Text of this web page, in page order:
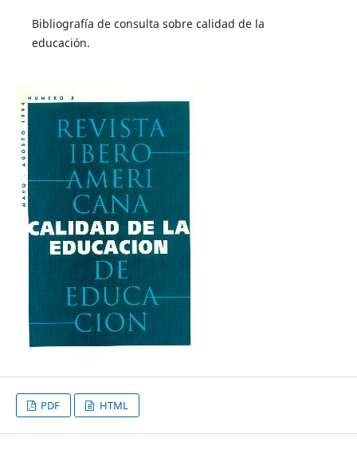
Bibliografía de consulta sobre calidad de la
educación.
PDF HTML